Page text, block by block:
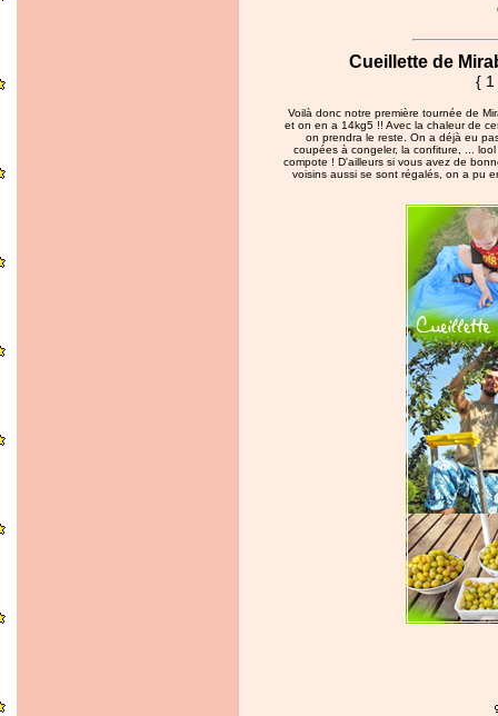
Cueillette de
{ 1
Voilà donc notre première tournée de
et on en a 14kg5 !! Avec la chaleur de
on prendra le reste. On a déjà eu
coupées à congeler, la confiture, ...
compote ! D'ailleurs si vous avez de
voisins aussi se sont régalés, on a pu